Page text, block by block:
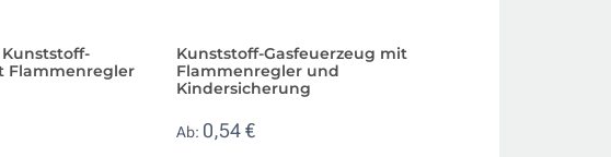
Flammenregler
Kunststoff-Gasfeuerzeug mit
Flammenregler und
Kindersicherung
Ab: 0,54 €